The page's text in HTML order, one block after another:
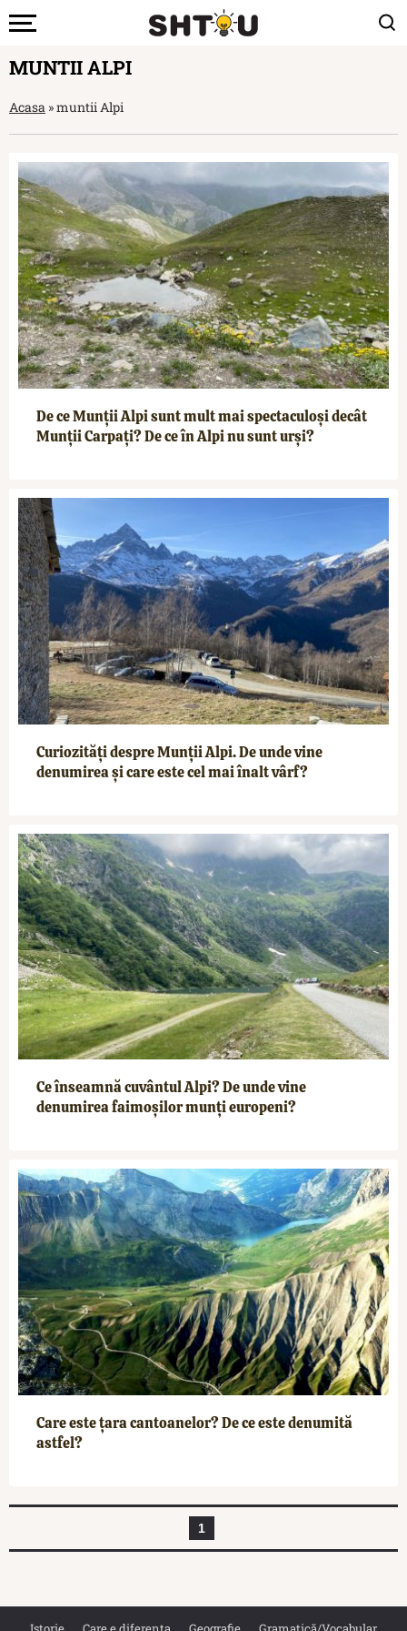
MUNTII ALPI
Acasa »muntii Alpi
De ce Munții Alpi sunt mult mai spectaculoși decât
Munții Carpați? De ce în Alpi nu sunt urși?
Curiozități despre Munții Alpi. De unde vine
denumirea și care este cel mai înalt vârf?
Ce înseamnă cuvântul Alpi? De unde vine
denumirea faimoșilor munți europeni?
Care este țara cantoanelor? De ce este denumită
astfel?
1